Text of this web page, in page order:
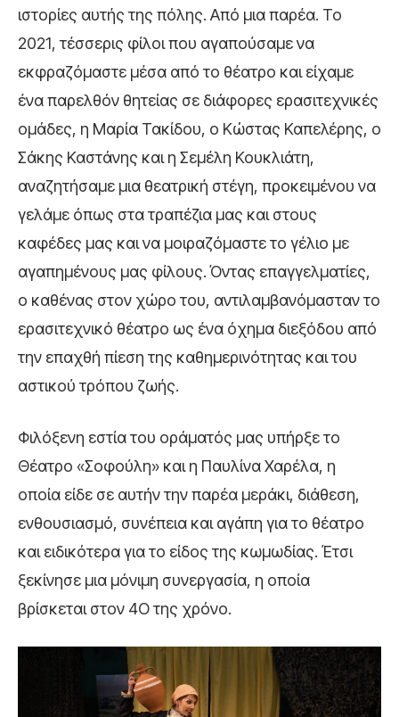
ιστορίες αυτής της πόλης. Από μια παρέα. Το
2021, τέσσερις φίλοι που αγαπούσαμε να
εκφραζόμαστε μέσα από το θέατρο και είχαμε
ένα παρελθόν θητείας σε διάφορες ερασιτεχνικές
ομάδες, η Μαρία Τακίδου, ο Κώστας Καπελέρης, ο
Σάκης Καστάνης και η Σεμέλη Κουκλιάτη,
αναζητήσαμε μια θεατρική στέγη, προκειμένου να
γελάμε όπως στα τραπέζια μας και στους
καφέδες μας και να μοιραζόμαστε το γέλιο με
αγαπημένους μας φίλους. Όντας επαγγελματίες,
ο καθένας στον χώρο του, αντιλαμβανόμασταν το
ερασιτεχνικό θέατρο ως ένα όχημα διεξόδου από
την επαχθή πίεση της καθημερινότητας και του
αστικού τρόπου ζωής.
Φιλόξενη εστία του οράματός μας υπήρξε το
Θέατρο «Σοφούλη» και η Παυλίνα Χαρέλα, η
οποία είδε σε αυτήν την παρέα μεράκι, διάθεση,
ενθουσιασμό, συνέπεια και αγάπη για το θέατρο
και ειδικότερα για το είδος της κωμωδίας. Έτσι
ξεκίνησε μια μόνιμη συνεργασία, η οποία
βρίσκεται στον 4Ο της χρόνο.